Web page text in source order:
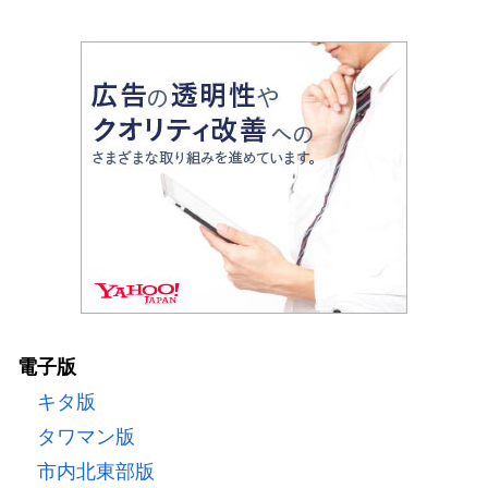
電子版
キタ版
タワマン版
市内北東部版